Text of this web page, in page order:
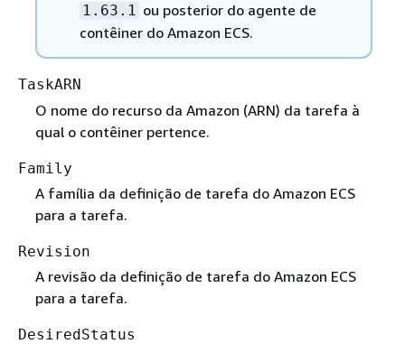
1.63.1 ou posterior do agente de
contêiner do Amazon ECS.
TaskARN
O nome do recurso da Amazon (ARN) da tarefa à
qual o contêiner pertence.
Family
A família da definição de tarefa do Amazon ECS
para a tarefa.
Revision
A revisão da definição de tarefa do Amazon ECS
para a tarefa.
DesiredStatus